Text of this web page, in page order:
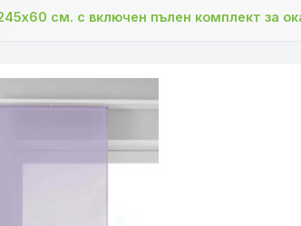
см. с включен пълен комплект за